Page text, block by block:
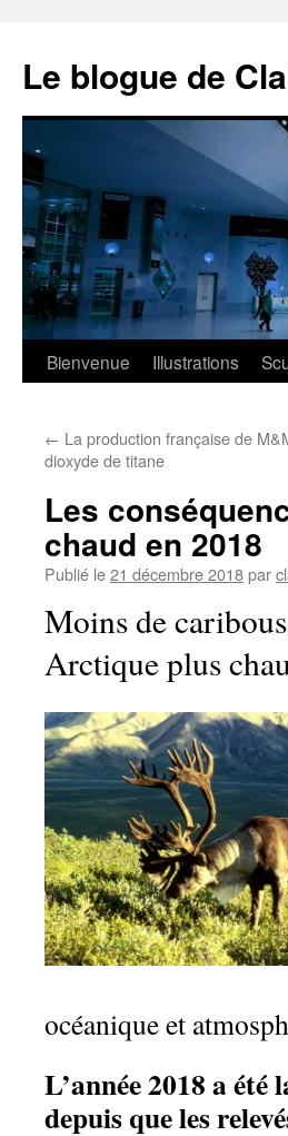
contenu
Le blogue de
Bienvenue Illustrations
← La production française de
dioxyde de titane
Les
chaud en 2018
Publié le21 décembre 2018par
Moins de
Arctique plus
océanique et
L’année 2018 a
depuis que les